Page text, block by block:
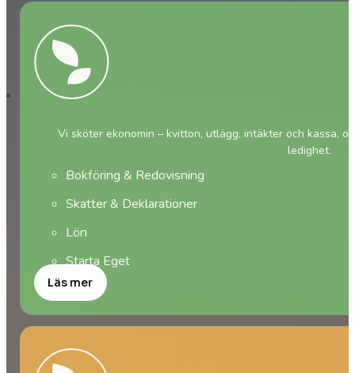
Vi sköter ekonomin – kvitton, utlägg, intäkter och kassa,
ledighet.
Bokföring & Redovisning
Skatter & Deklarationer
Lön
Starta Eget
Läs mer